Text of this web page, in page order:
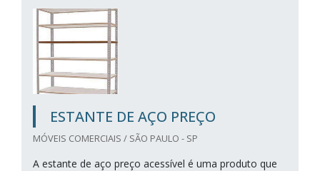
ESTANTE DE AÇO PREÇO
MÓVEIS COMERCIAIS / SÃO PAULO - SP
A estante de aço preço acessível é uma produto que